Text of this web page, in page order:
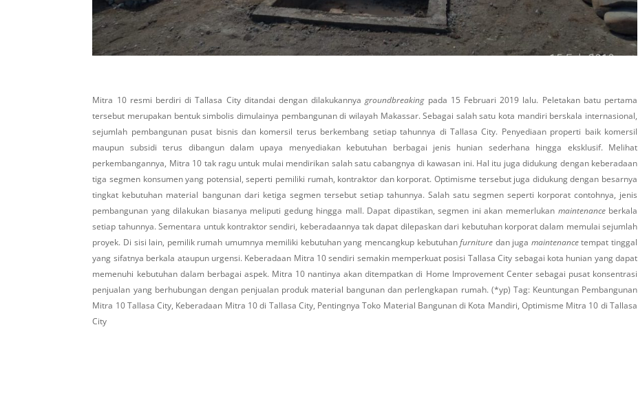
Mitra 10 resmi berdiri di Tallasa City ditandai dengan dilakukannya groundbreakingpada 15 Februari 2019 lalu. Peletakan batu pertama
tersebut merupakan bentuk simbolis dimulainya pembangunan di wilayah Makassar. Sebagai salah satu kota mandiri berskala internasional,
sejumlah pembangunan pusat bisnis dan komersil terus berkembang setiap tahunnya di Tallasa City. Penyediaan properti baik komersil
maupun subsidi terus dibangun dalam upaya menyediakan kebutuhan berbagai jenis hunian sederhana hingga eksklusif. Melihat
perkembangannya, Mitra 10 tak ragu untuk mulai mendirikan salah satu cabangnya di kawasan ini. Hal itu juga didukung dengan keberadaan
tiga segmen konsumen yang potensial, seperti pemiliki rumah, kontraktor dan korporat. Optimisme tersebut juga didukung dengan besarnya
tingkat kebutuhan material bangunan dari ketiga segmen tersebut setiap tahunnya. Salah satu segmen seperti korporat contohnya, jenis
pembangunan yang dilakukan biasanya meliputi gedung hingga mall. Dapat dipastikan, segmen ini akan memerlukan maintenanceberkala
setiap tahunnya. Sementara untuk kontraktor sendiri, keberadaannya tak dapat dilepaskan dari kebutuhan korporat dalam memulai sejumlah
proyek. Di sisi lain, pemilik rumah umumnya memiliki kebutuhan yang mencangkup kebutuhanfurniture dan juga maintenancetempat tinggal
yang sifatnya berkala ataupun urgensi. Keberadaan Mitra 10 sendiri semakin memperkuat posisi Tallasa City sebagai kota hunian yang dapat
memenuhi kebutuhan dalam berbagai aspek. Mitra 10 nantinya akan ditempatkan di Home Improvement Center sebagai pusat konsentrasi
penjualan yang berhubungan dengan penjualan produk material bangunan dan perlengkapan rumah. (*yp) Tag: Keuntungan Pembangunan
Mitra 10 Tallasa City, Keberadaan Mitra 10 di Tallasa City, Pentingnya Toko Material Bangunan di Kota Mandiri, Optimisme Mitra 10 di Tallasa
City